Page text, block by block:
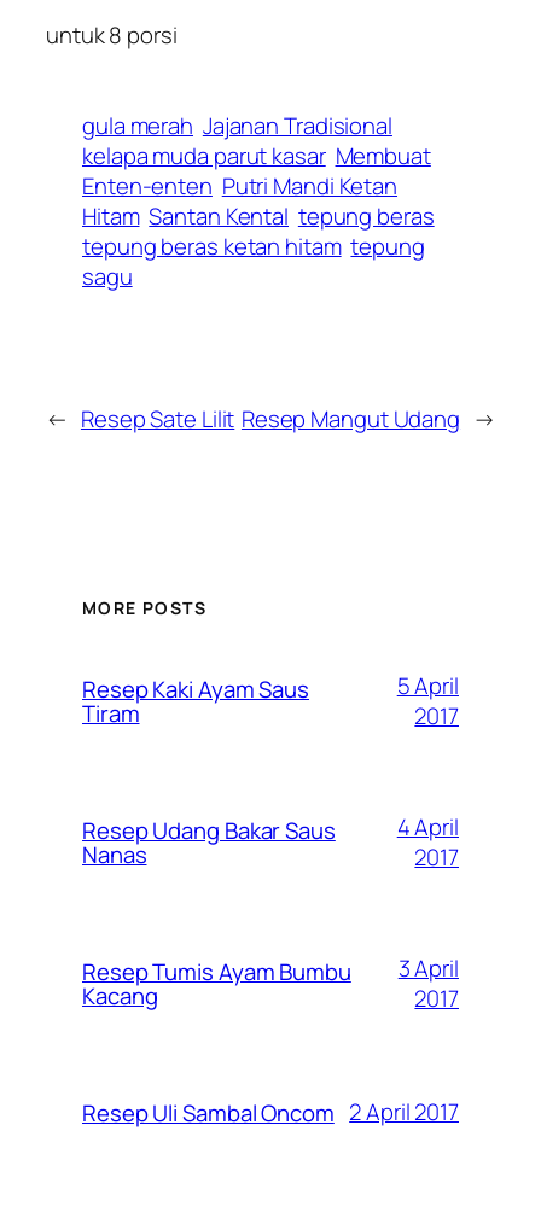
untuk 8 porsi
gula merah Jajanan Tradisional
kelapa muda parut kasar Membuat
Enten-enten Putri Mandi Ketan
Hitam Santan Kental tepung beras
tepung beras ketan hitam tepung
sagu
← Resep Sate Lilit Resep Mangut Udang →
MORE POSTS
Resep Kaki Ayam Saus
Tiram
5 April
2017
Resep Udang Bakar Saus
Nanas
4 April
2017
Resep Tumis Ayam Bumbu
Kacang
3 April
2017
Resep Uli Sambal Oncom 2 April 2017